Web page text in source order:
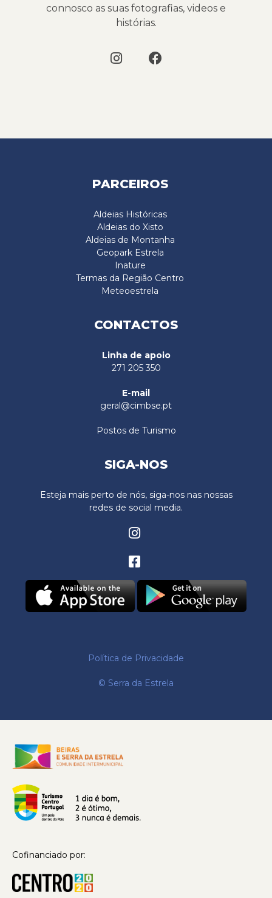
connosco as suas fotografias, videos e
histórias.
PARCEIROS
Aldeias Históricas
Aldeias do Xisto
Aldeias de Montanha
Geopark Estrela
Inature
Termas da Região Centro
Meteoestrela
CONTACTOS
Linha de apoio
271 205 350
E-mail
geral@cimbse.pt
Postos de Turismo
SIGA-NOS
Esteja mais perto de nós, siga-nos nas nossas
redes de social media.
© Serra da Estrela
Política de Privacidade
Cofinanciado por: